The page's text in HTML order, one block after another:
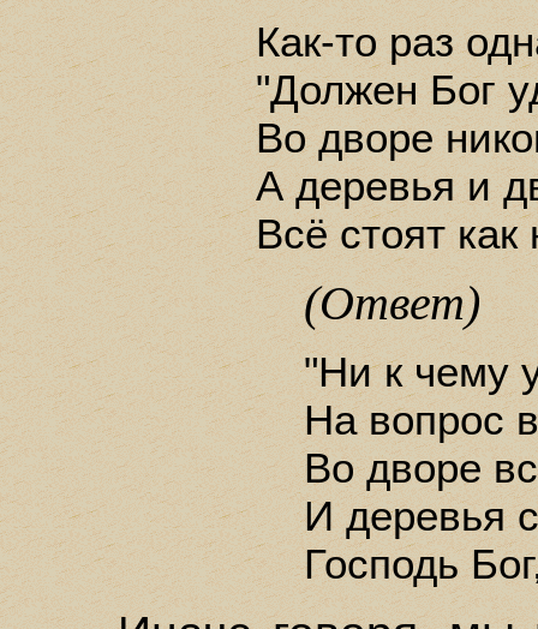
Как-то раз
"Должен Бог
Во дворе
А деревья и
Всё стоят
(Ответ)
"Ни к чему
На вопрос
Во дворе
И деревья
Господь